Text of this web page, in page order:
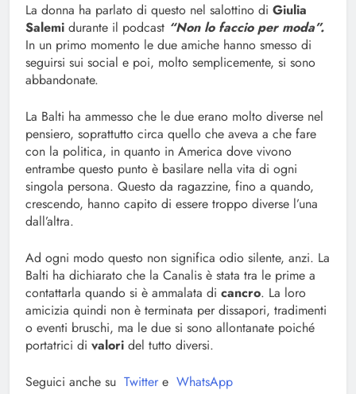
La donna ha parlato di questo nel salottino di Giulia
Salemi durante il podcast “Non lo faccio per moda”.
In un primo momento le due amiche hanno smesso di
seguirsi sui social e poi, molto semplicemente, si sono
abbandonate.
La Balti ha ammesso che le due erano molto diverse nel
pensiero, soprattutto circa quello che aveva a che fare
con la politica, in quanto in America dove vivono
entrambe questo punto è basilare nella vita di ogni
singola persona. Questo da ragazzine, fino a quando,
crescendo, hanno capito di essere troppo diverse l’una
dall’altra.
Ad ogni modo questo non significa odio silente, anzi. La
Balti ha dichiarato che la Canalis è stata tra le prime a
contattarla quando si è ammalata di cancro. La loro
amicizia quindi non è terminata per dissapori, tradimenti
o eventi bruschi, ma le due si sono allontanate poiché
portatrici di valori del tutto diversi.
Seguici anche su Twitter e WhatsApp